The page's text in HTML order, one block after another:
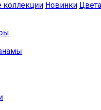
коллекции Новинки Цвета